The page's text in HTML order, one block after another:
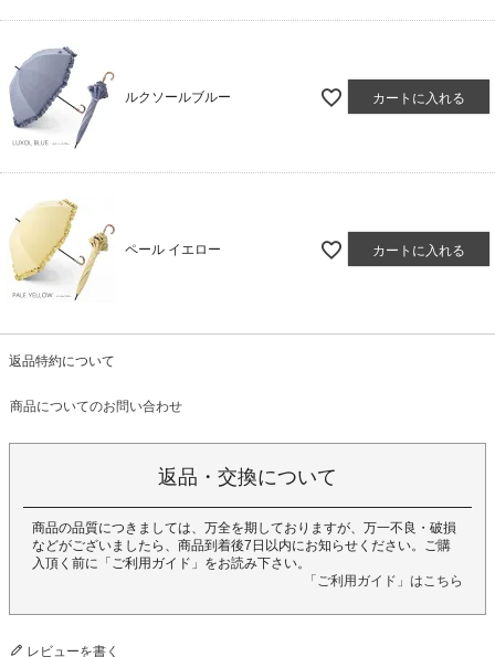
ルクソールブルー カートに入れる
ペール イエロー カートに入れる
返品特約について
商品についてのお問い合わせ
返品・交換について
商品の品質につきましては、万全を期しておりますが、万一不良・破損
などがございましたら、商品到着後7日以内にお知らせください。ご購
入頂く前に「ご利用ガイド」をお読み下さい。
「ご利用ガイド」はこちら
レビューを書く